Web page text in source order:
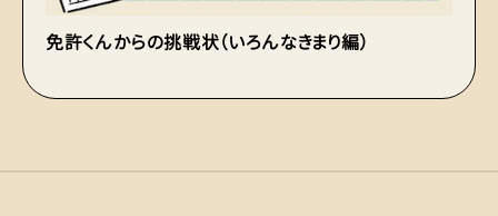
免許くんからの挑戦状（いろんなきまり編）
ト